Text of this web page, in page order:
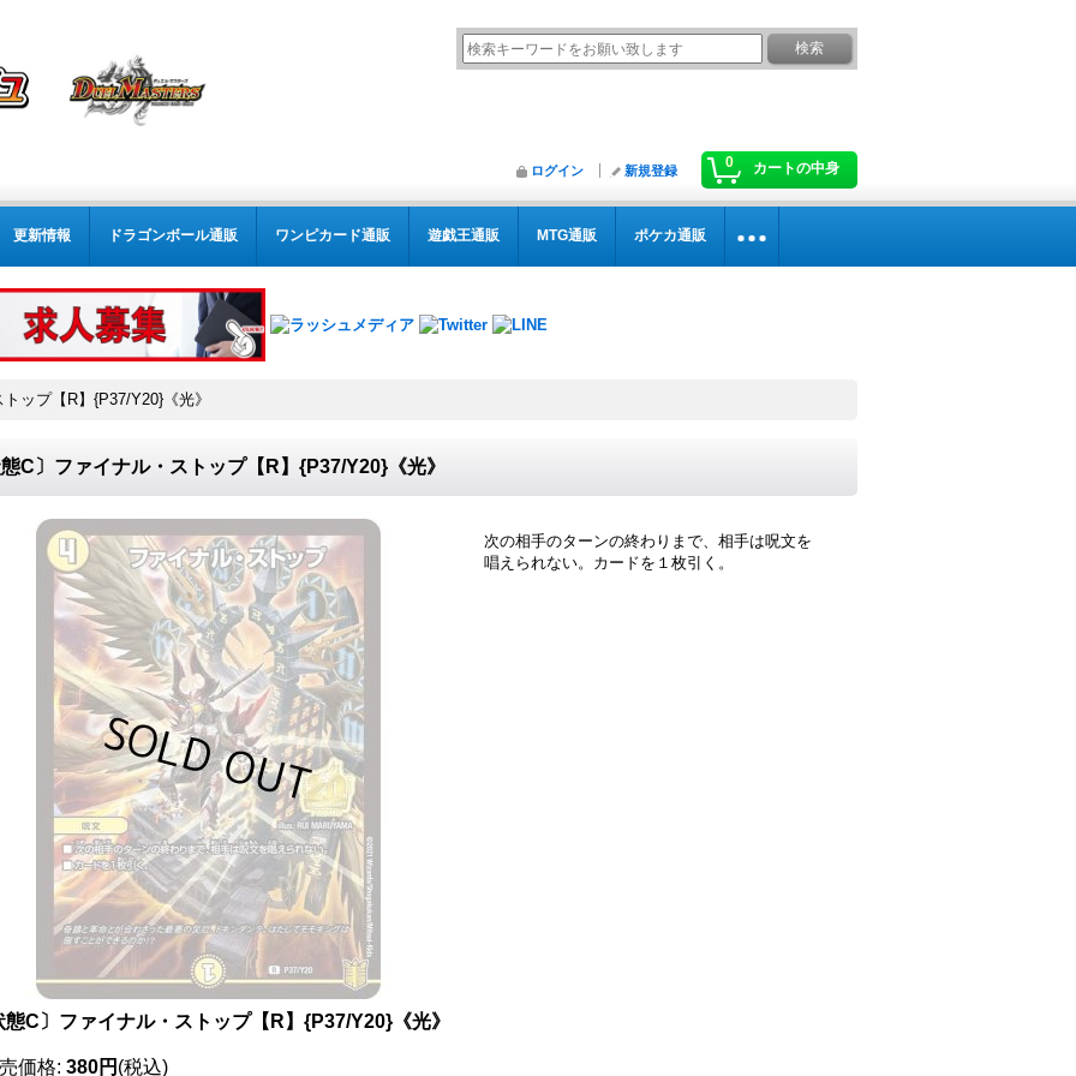
0 カートの中身
ログイン 新規登録
更新情報 ドラゴンボール通販 ワンピカード通販 遊戯王通販 MTG通販 ポケカ通販
ップ【R】{P37/Y20}《光》
C〕ファイナル・ストップ【R】{P37/Y20}《光》
次の相手のターンの終わりまで、相手は呪文を
唱えられない。カードを１枚引く。
態C〕ファイナル・ストップ【R】{P37/Y20}《光》
価格: 380円 (税込)